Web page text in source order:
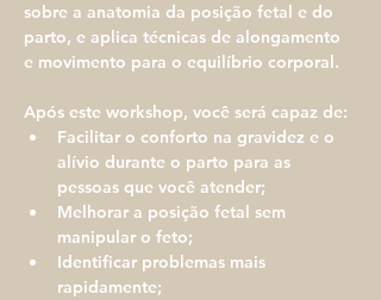
sobre a anatomia da posição fetal e do
parto, e aplica técnicas de alongamento
e movimento para o equilíbrio corporal.
Após este workshop, você será capaz de:
Facilitar o conforto na gravidez e o
alívio durante o parto para as
pessoas que você atender;
Melhorar a posição fetal sem
manipular o feto;
Identificar problemas mais
rapidamente;